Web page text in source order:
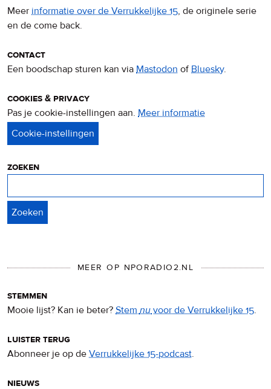
Meer informatie over de Verrukkelijke 15, de originele serie
en de come back.
contact
Een boodschap sturen kan via Mastodon ofBluesky.
cookies & privacy
Pas je cookie-instellingen aan. Meer informatie
zoeken
MEER OP NPORADIO2.NL
stemmen
Mooie lijst? Kan ie beter? Stemnuvoor de Verrukkelijke 15.
luister terug
Abonneer je op de Verrukkelijke 15-podcast.
nieuws